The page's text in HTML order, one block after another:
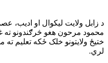
د زابل ولایت لیکوال او ادیب،
محمود مرحون هغو څرګندونو
ختیځ ولایتونو خلک ځکه تعلیم
لري.